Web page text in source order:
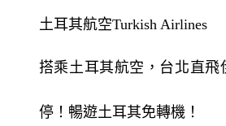
土耳其航空Turkish Airlines
搭乘土耳其航空，台北直飛
停！暢遊土耳其免轉機！